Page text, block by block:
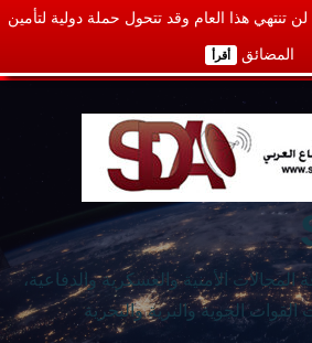
لن تنتهي هذا العام وقد تتحول حملة دولية لتأمين
المضائق أقرأ
الأمنية والعسكرية والدفاعية،
الجوية والبرية والبحرية